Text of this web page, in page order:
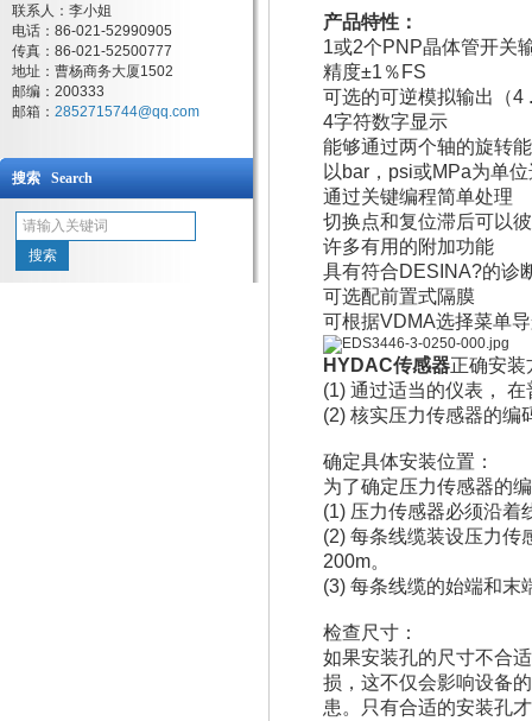
联系人：李小姐
电话：86-021-52990905
传真：86-021-52500777
地址：曹杨商务大厦1502
邮编：200333
邮箱： 2852715744@qq.com
搜索 Search
产品特性：
1或2个PNP晶体管开关
精度±1％FS
可选的可逆模拟输出（4
4字符数字显示
能够通过两个轴的旋转
以bar，psi或MPa为单
通过关键编程简单处理
切换点和复位滞后可以
许多有用的附加功能
具有符合DESINA?的诊
可选配前置式隔膜
可根据VDMA选择菜单
HYDAC传感器正确安装
(1) 通过适当的仪表，
(2) 核实压力传感器的编
确定具体安装位置：
为了确定压力传感器的
(1) 压力传感器必须沿着
(2) 每条线缆装设压力传
200m。
(3) 每条线缆的始端和末
检查尺寸：
如果安装孔的尺寸不合
损，这不仅会影响设备
患。只有合适的安装孔